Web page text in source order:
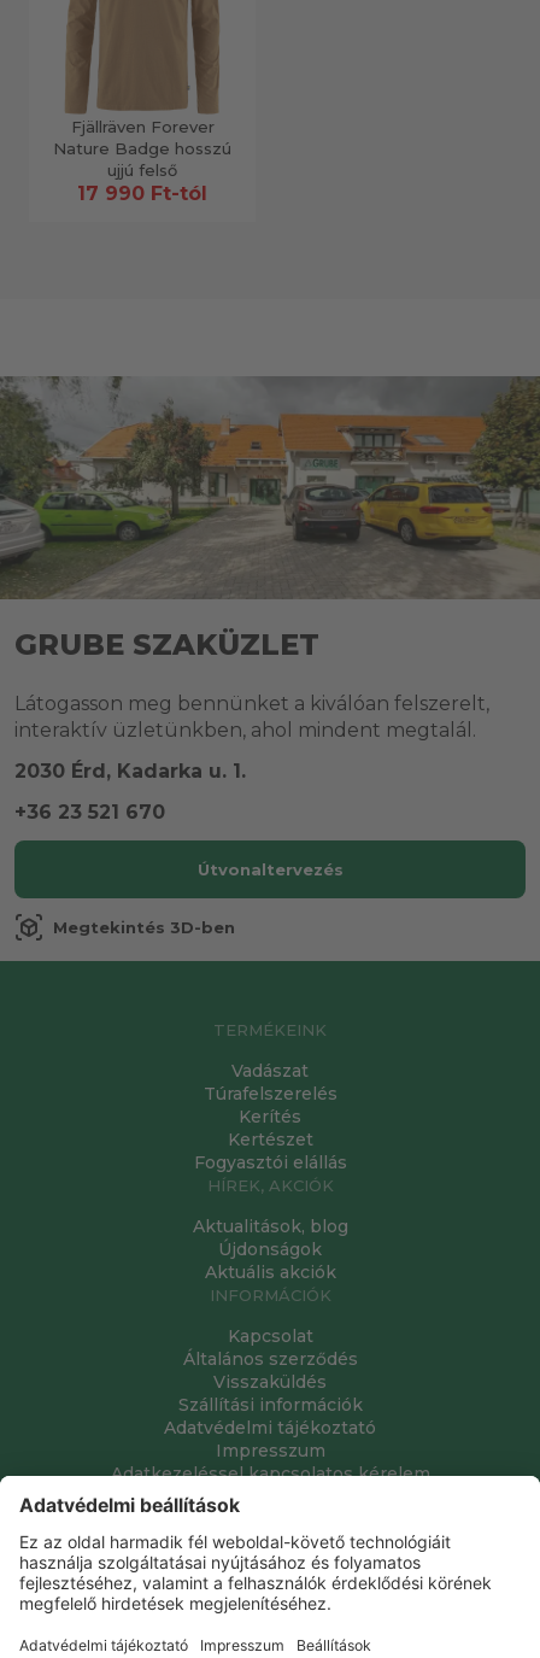
Fjällräven Forever
Nature Badge hosszú
ujjú felső
17 990 Ft-tól
GRUBE SZAKÜZLET
Látogasson meg bennünket a kiválóan felszerelt,
interaktív üzletünkben, ahol mindent megtalál.
2030 Érd, Kadarka u. 1.
+36 23 521 670
Útvonaltervezés
view_in_ar Megtekintés 3D-ben
TERMÉKEINK
Vadászat
Túrafelszerelés
Kerítés
Kertészet
Fogyasztói elállás
HÍREK, AKCIÓK
Aktualitások, blog
Újdonságok
Aktuális akciók
INFORMÁCIÓK
Kapcsolat
Általános szerződés
Visszaküldés
Szállítási információk
Adatvédelmi tájékoztató
Impresszum
Adatkezeléssel kapcsolatos kérelem